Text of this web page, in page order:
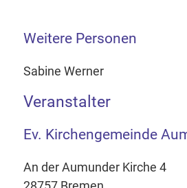
Weitere Personen
Sabine Werner
Veranstalter
Ev. Kirchengemeinde
An der Aumunder Kirche 4